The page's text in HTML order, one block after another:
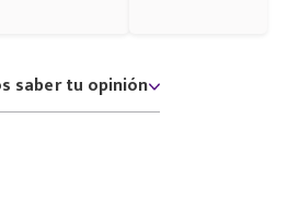
saber tu opinión